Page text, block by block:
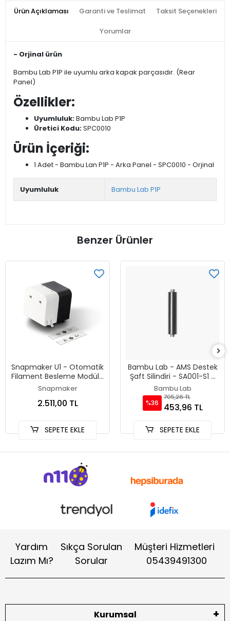
Ürün Açıklaması Garanti ve Teslimat Taksit Seçenekleri
Yorumlar
- Orjinal ürün
Bambu Lab P1P ile uyumlu arka kapak parçasıdır. (Rear
Panel)
Özellikler:
Uyumluluk:Bambu Lab P1P
Üretici Kodu:SPC0010
Ürün İçeriği:
1 Adet - Bambu Lan P1P - Arka Panel - SPC0010 - Orjinal
Uyumluluk Bambu Lab P1P
Benzer Ürünler
Snapmaker U1 - Otomatik
Filament Besleme Modülü
- Orjinal
Snapmaker
2.511,00 TL
SEPETE EKLE
Bambu Lab - AMS Destek
Şaft Silindiri - SA001-S1 -
Orjinal
Bambu Lab
%36
705,26 TL
453,96 TL
SEPETE EKLE
Yardım
Lazım Mı?
Sıkça Sorulan
Sorular
Müşteri Hizmetleri
05439491300
Kurumsal